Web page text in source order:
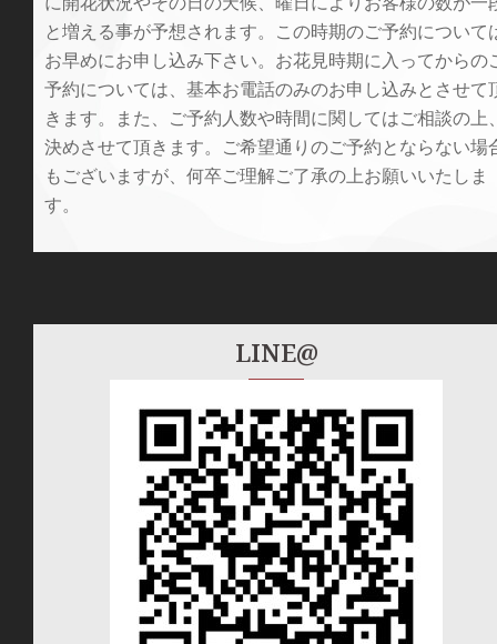
と増える事が予想されます。この時期のご予約について
お早めにお申し込み下さい。お花見時期に入ってからの
予約については、基本お電話のみのお申し込みとさせて
きます。また、ご予約人数や時間に関してはご相談の上
決めさせて頂きます。ご希望通りのご予約とならない場
もございますが、何卒ご理解ご了承の上お願いいたしま
す。
LINE@